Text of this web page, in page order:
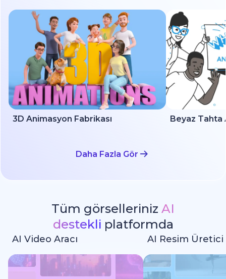
3D Animasyon Fabrikası Beyaz Tahta
Daha Fazla Gör
Tüm görselleriniz AI
destekli platformda
AI Video Aracı AI Resim Üretici